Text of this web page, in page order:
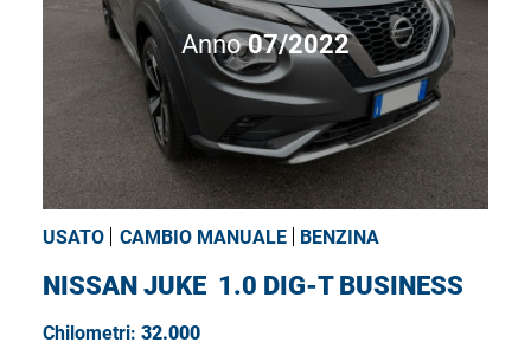
Anno07/2022
USATO CAMBIO MANUALE BENZINA
NISSAN JUKE 1.0 DIG-T BUSINESS
Chilometri: 32.000